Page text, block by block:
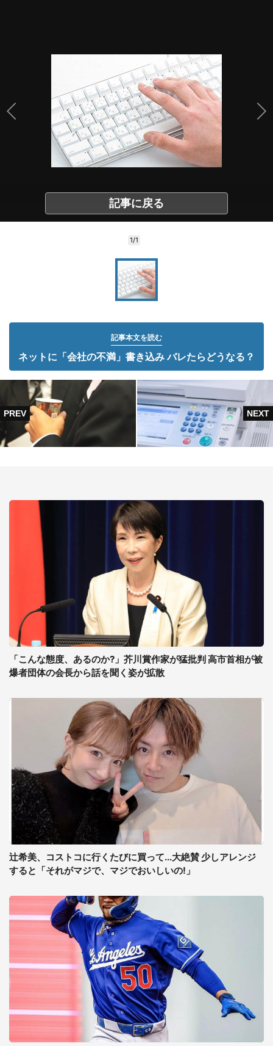
記事に戻る
1/1
記事本文を読む
ネットに「会社の不満」書き込み バレたらどうなる？
「こんな態度、あるのか?」芥川賞作家が猛批判 高市首相が被
爆者団体の会長から話を聞く姿が拡散
辻希美、コストコに行くたびに買って...大絶賛 少しアレンジ
すると「それがマジで、マジでおいしいの!」